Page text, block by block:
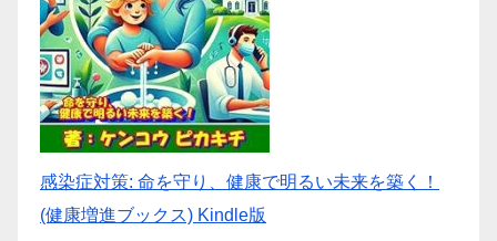
感染症対策: 命を守り、健康で明るい未来を築く！
(健康増進ブックス) Kindle版